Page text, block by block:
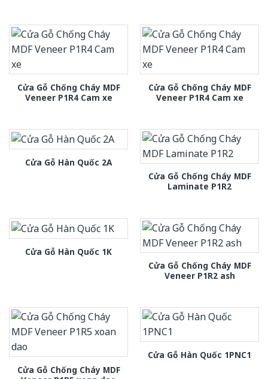
Cửa Gỗ Chống Cháy MDF
Veneer P1R4 Cam xe
Cửa Gỗ Chống Cháy MDF
Veneer P1R4 Cam xe
Cửa Gỗ Hàn Quốc 2A
Cửa Gỗ Chống Cháy MDF
Laminate P1R2
Cửa Gỗ Hàn Quốc 1K
Cửa Gỗ Chống Cháy MDF
Veneer P1R2 ash
Cửa Gỗ Chống Cháy MDF
Cửa Gỗ Hàn Quốc 1PNC1